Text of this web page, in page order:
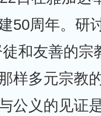
50周年。研
和友善的宗
样多元宗教
公义的见证